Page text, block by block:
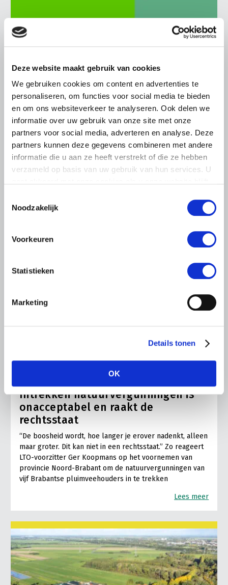
Deze website maakt gebruik van cookies
We gebruiken cookies om content en advertenties te
personaliseren, om functies voor social media te bieden
en om ons websiteverkeer te analyseren. Ook delen we
informatie over uw gebruik van onze site met onze
partners voor social media, adverteren en analyse. Deze
partners kunnen deze gegevens combineren met andere
informatie die u aan ze heeft verstrekt of die ze hebben
verzameld op basis van uw gebruik van hun services. U
Noodzakelijk
Voorkeuren
Statistieken
Marketing
Details tonen
OK
21 JULI 2026
Ronde tafel over verzekerbaarheid
van technologische innovaties in de
land- en tuinbouwsector
LTO en het Verbond van Verzekeraars organiseren op 22
september 2026 een bijeenkomst over de
verzekerbaarheid van technologische innovaties in de
land- en tuinbouw.
Lees meer
NIEUWS
Intrekken natuurvergunningen is
onacceptabel en raakt de
rechtsstaat
“De boosheid wordt, hoe langer je erover nadenkt, alleen
maar groter. Dit kan niet in een rechtsstaat.” Zo reageert
LTO-voorzitter Ger Koopmans op het voornemen van
provincie Noord-Brabant om de natuurvergunningen van
vijf Brabantse pluimveehouders in te trekken
Lees meer